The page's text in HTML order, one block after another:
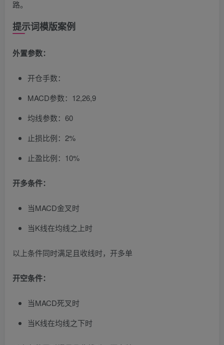
路。
提示词模版案例
外置参数：
开仓手数：
MACD参数：12,26,9
均线参数：60
止损比例：2%
止盈比例：10%
开多条件：
当MACD金叉时
当K线在均线之上时
以上条件同时满足且收线时，开多单
开空条件：
当MACD死叉时
当K线在均线之下时